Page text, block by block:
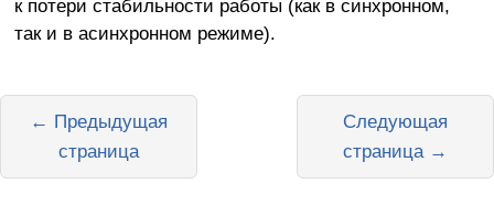
к потери стабильности работы (как в синхронном,
так и в асинхронном режиме).
Следующая
страница →
← Предыдущая
страница